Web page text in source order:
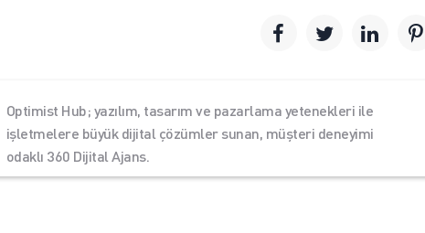
Optimist Hub; yazılım, tasarım ve pazarlama yetenekleri ile
işletmelere büyük dijital çözümler sunan, müşteri deneyimi
odaklı 360 Dijital Ajans.